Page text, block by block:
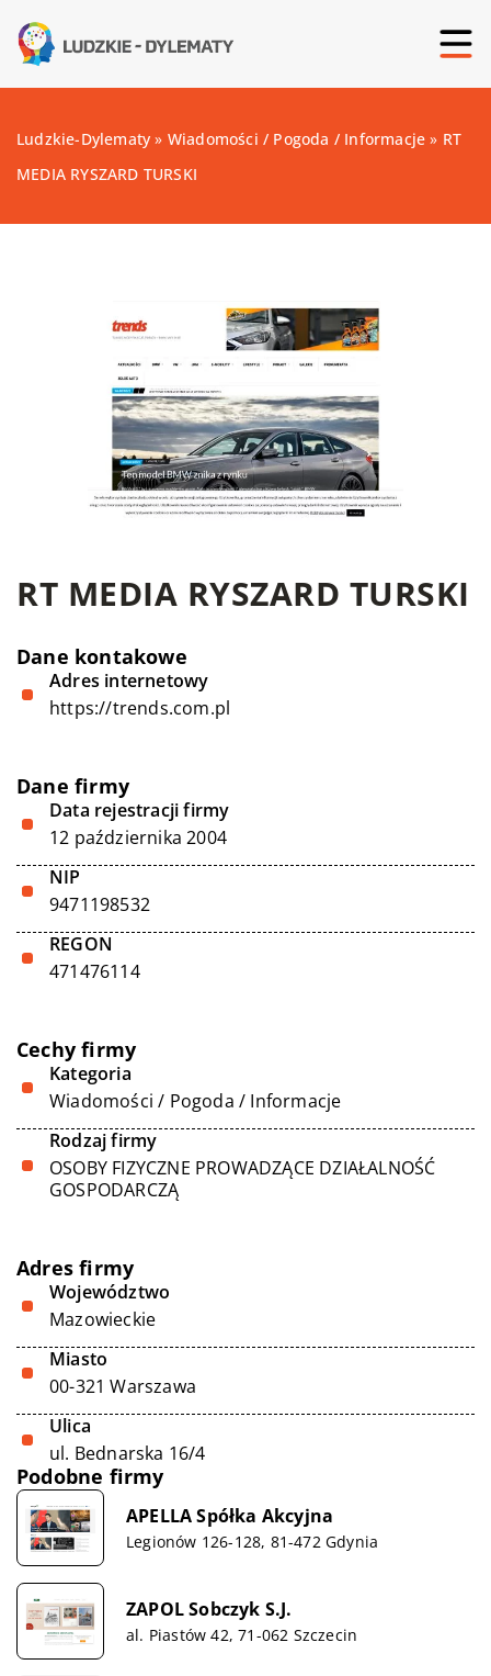
Ludzkie-Dylematy » Wiadomości / Pogoda / Informacje » RT
MEDIA RYSZARD TURSKI
RT MEDIA RYSZARD TURSKI
Dane kontakowe
Adres internetowy
https://trends.com.pl
Dane firmy
Data rejestracji firmy
12 października 2004
NIP
9471198532
REGON
471476114
Cechy firmy
Kategoria
Wiadomości / Pogoda / Informacje
Rodzaj firmy
OSOBY FIZYCZNE PROWADZĄCE DZIAŁALNOŚĆ
GOSPODARCZĄ
Adres firmy
Województwo
Mazowieckie
Miasto
00-321 Warszawa
Ulica
ul. Bednarska 16/4
Podobne firmy
APELLA Spółka Akcyjna
Legionów 126-128, 81-472 Gdynia
ZAPOL Sobczyk S.J.
al. Piastów 42, 71-062 Szczecin